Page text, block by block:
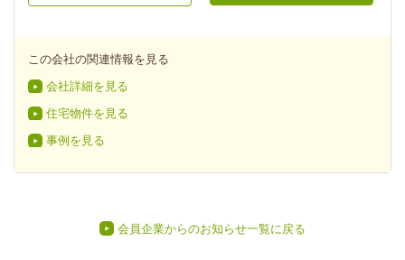
この会社の関連情報を見る
会社詳細を見る
住宅物件を見る
事例を見る
会員企業からのお知らせ一覧に戻る